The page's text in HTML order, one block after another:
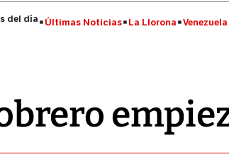
Últimas Noticias La Llorona Venezuela